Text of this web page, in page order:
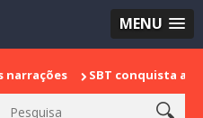
MENU
SBT conquista a vice